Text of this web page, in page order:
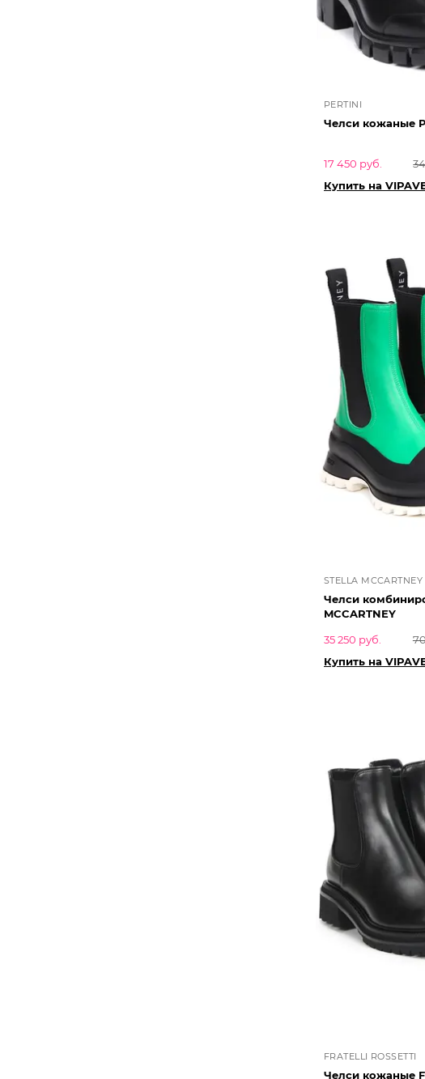
PERTINI
Челси кожаные
17 450 руб.
Купить на
STELLA MCCARTNEY
Челси
MCCARTNEY
35 250 руб.
Купить на
FRATELLI ROSSETTI
Челси кожаные